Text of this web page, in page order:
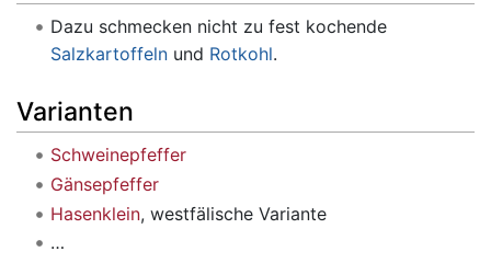
Dazu schmecken nicht zu fest kochende
Salzkartoffelnund Rotkohl.
Varianten
Schweinepfeffer
Gänsepfeffer
Hasenklein, westfälische Variante
…